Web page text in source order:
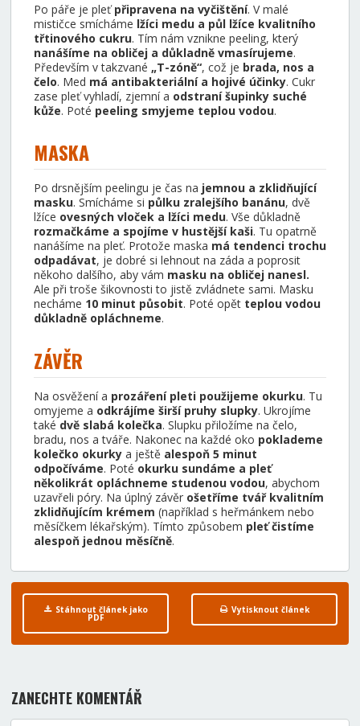
Po páře je pleťpřipravena na vyčištění. V malé
mističce smícháme lžíci medu a půl lžíce kvalitního
třtinového cukru. Tím nám vznikne peeling, který
nanášíme na obličej a důkladně vmasírujeme.
Především v takzvané „T-zóně“, což je brada, nos a
čelo. Med má antibakteriální a hojivé účinky. Cukr
zase pleť vyhladí, zjemní a odstraní šupinky suché
kůže. Poté peeling smyjeme teplou vodou.
MASKA
Po drsnějším peelingu je čas na jemnou a zklidňující
masku. Smícháme si půlku zralejšího banánu, dvě
lžíce ovesných vloček a lžíci medu. Vše důkladně
rozmačkáme a spojíme v hustější kaši. Tu opatrně
nanášíme na pleť. Protože maska má tendenci trochu
odpadávat, je dobré si lehnout na záda a poprosit
někoho dalšího, aby vám masku na obličej nanesl.
Ale při troše šikovnosti to jistě zvládnete sami. Masku
necháme 10 minut působit. Poté opět teplou vodou
důkladně opláchneme.
ZÁVĚR
Na osvěžení a prozáření pleti použijeme okurku. Tu
omyjeme a odkrájíme širší pruhy slupky. Ukrojíme
také dvě slabá kolečka. Slupku přiložíme na čelo,
bradu, nos a tváře. Nakonec na každé oko poklademe
kolečko okurky a ještě alespoň 5 minut
odpočíváme. Poté okurku sundáme a pleť
několikrát opláchneme studenou vodou, abychom
uzavřeli póry. Na úplný závěr ošetříme tvář kvalitním
zklidňujícím krémem (například s heřmánkem nebo
měsíčkem lékařským). Tímto způsobem pleť čistíme
alespoň jednou měsíčně.
Stáhnout článek jako
PDF
Vytisknout článek
ZANECHTE KOMENTÁŘ